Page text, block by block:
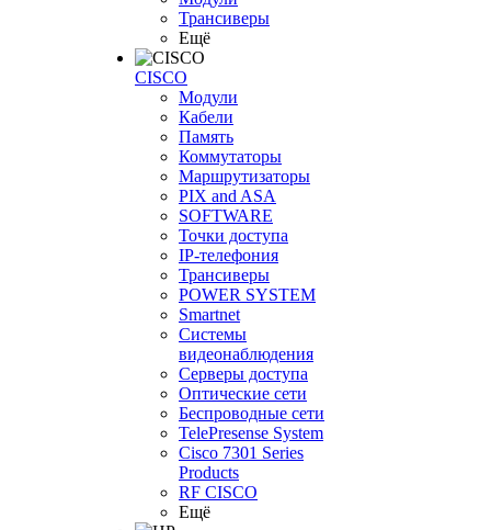
Трансиверы
Ещё
CISCO
Модули
Кабели
Память
Коммутаторы
Маршрутизаторы
PIX and ASA
SOFTWARE
Точки доступа
IP-телефония
Трансиверы
POWER SYSTEM
Smartnet
Системы
видеонаблюдения
Серверы доступа
Оптические сети
Беспроводные сети
TelePresense System
Cisco 7301 Series
Products
RF CISCO
Ещё